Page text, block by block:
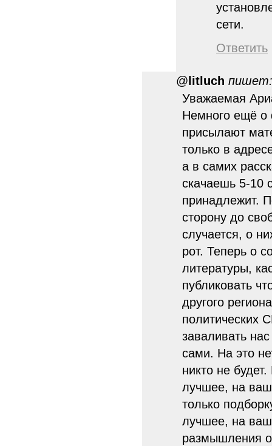
сети.
Ответить
@ litluch пишет:
Уважаемая
Немного ещё о
присылают
только в
а в самих
скачаешь 5-10
принадлежит.
сторону до
случается, о
рот. Теперь о
литературы,
публиковать
другого
политических
заваливать
сами. На это
никто не
лучшее, на ваш
только
лучшее, на
размышления о